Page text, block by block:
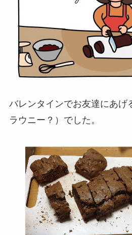
バレンタインでお友達にあげ
ラウニー？）でした。